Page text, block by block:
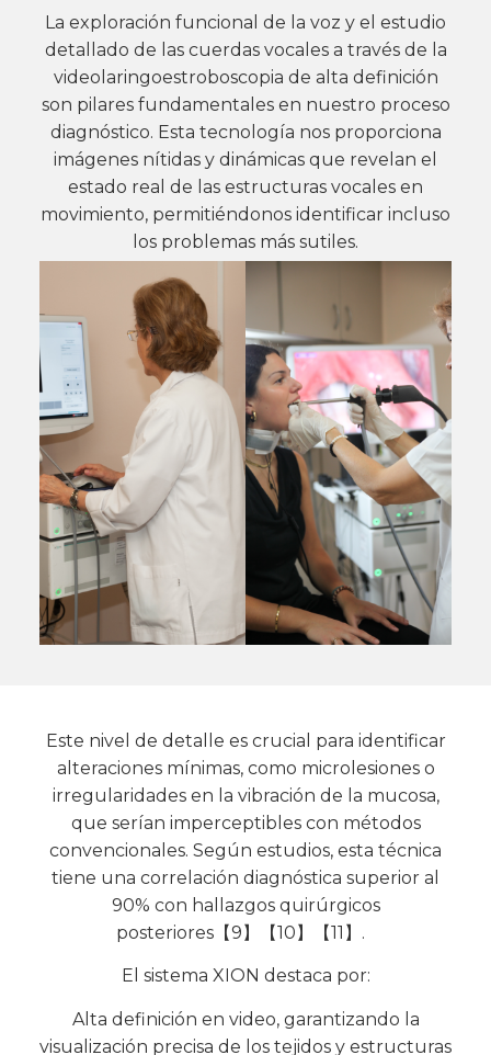
La exploración funcional de la voz y el estudio
detallado de las cuerdas vocales a través de la
videolaringoestroboscopia de alta definición
son pilares fundamentales en nuestro proceso
diagnóstico. Esta tecnología nos proporciona
imágenes nítidas y dinámicas que revelan el
estado real de las estructuras vocales en
movimiento, permitiéndonos identificar incluso
los problemas más sutiles.
Este nivel de detalle es crucial para identificar
alteraciones mínimas, como microlesiones o
irregularidades en la vibración de la mucosa,
que serían imperceptibles con métodos
convencionales. Según estudios, esta técnica
tiene una correlación diagnóstica superior al
90% con hallazgos quirúrgicos
posteriores【9】【10】【11】.
El sistema XION destaca por:
Alta definición en video, garantizando la
visualización precisa de los tejidos y estructuras